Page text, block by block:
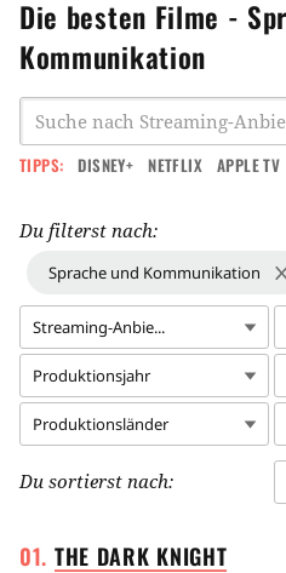
Die besten Filme -
Kommunikation
TIPPS: DISNEY+ NETFLIX APPLE TV
Du filterst nach:
Sprache und Kommunikation
Streaming-Anbie...
Produktionsjahr
Produktionsländer
Du sortierst nach:
THE DARK KNIGHT